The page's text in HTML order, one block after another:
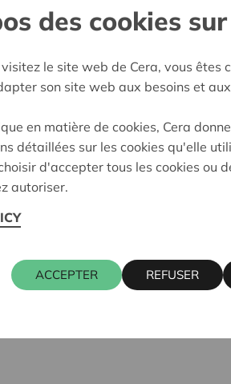
Limburg
En demande
des cookies
le site web de Cera, vous êtes
son site web aux besoins et
en matière de cookies, Cera
détaillées sur les cookies qu'elle
d'accepter tous les cookies ou
autoriser.
ACCEPTER REFUSER